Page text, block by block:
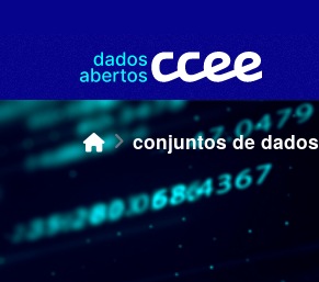
conjuntos de dados